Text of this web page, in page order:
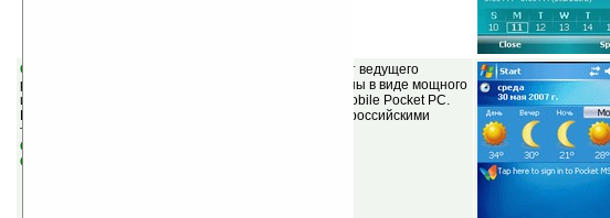
GISMETEO v1.0
(шареварная) — прогнозы погоды от ведущего
российского погодного проекта Gismeteo реализованы в виде мощного
и удобного приложения для КПК на базе Windows Mobile Pocket PC.
Прогнозы погоды от Gismeteo передаются многими российскими
телекомпаниями, печатными и электронными СМИ.
Скачать версию для КПК/коммуникаторов
Скачать версию для смартфонов